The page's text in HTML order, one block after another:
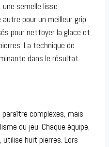
semelle lisse
pour un meilleur grip.
pour nettoyer la glace et
La technique de
dans le résultat
complexes, mais
du jeu. Chaque équipe,
huit pierres. Lors